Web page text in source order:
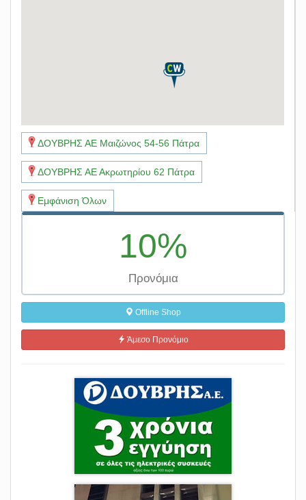
ΔΟΥΒΡΗΣ ΑΕ Μαιζώνος 54-56 Πάτρα
ΔΟΥΒΡΗΣ ΑΕ Ακρωτηρίου 62 Πάτρα
Εμφάνιση Όλων
10%
Προνόμια
Offline Shop
Άμεσο Προνόμιο